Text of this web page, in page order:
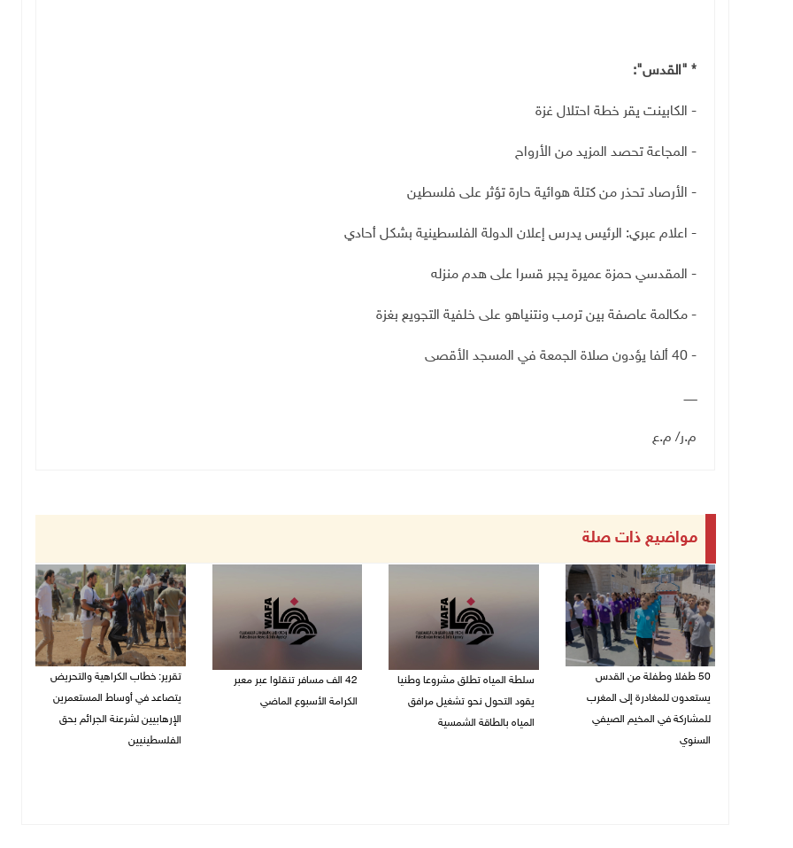
* "القدس":
- الكابينت يقر خطة احتلال غزة
- المجاعة تحصد المزيد من الأرواح
- الأرصاد تحذر من كتلة هوائية حارة تؤثر على فلسطين
- اعلام عبري: الرئيس يدرس إعلان الدولة الفلسطينية بشكل أحادي
- المقدسي حمزة عميرة يجبر قسرا على هدم منزله
- مكالمة عاصفة بين ترمب ونتنياهو على خلفية التجويع بغزة
- 40 ألفا يؤدون صلاة الجمعة في المسجد الأقصى
ـــــــ
م.ر/ م.ع
مواضيع ذات صلة
50 طفلا وطفلة من القدس
يستعدون للمغادرة إلى المغرب
للمشاركة في المخيم الصيفي
السنوي
سلطة المياه تطلق مشروعا وطنيا
يقود التحول نحو تشغيل مرافق
المياه بالطاقة الشمسية
42 الف مسافر تنقلوا عبر معبر
الكرامة الأسبوع الماضي
تقرير: خطاب الكراهية والتحريض
يتصاعد في أوساط المستعمرين
الإرهابيين لشرعنة الجرائم بحق
الفلسطينيين